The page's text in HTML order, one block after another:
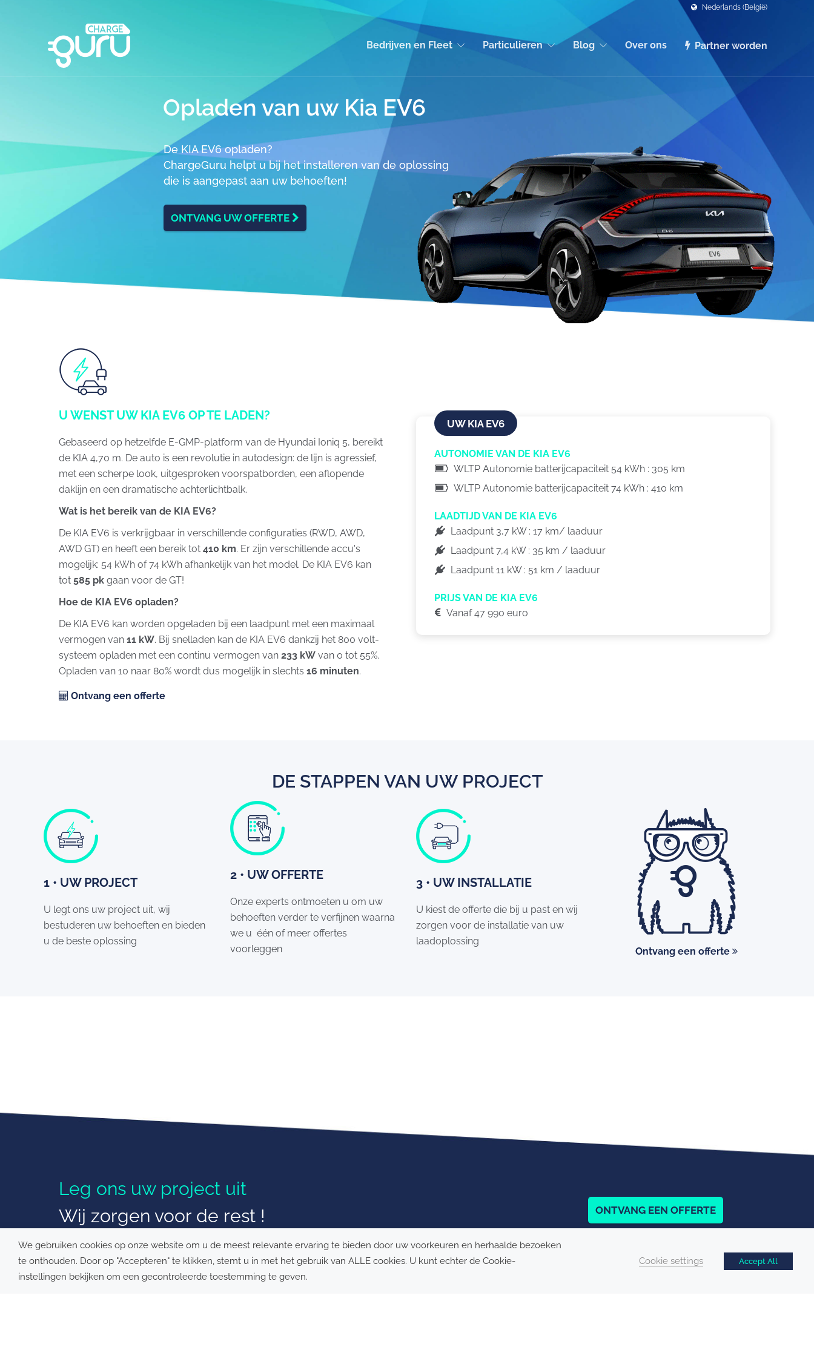
Nederlands (België)
Bedrijven en Fleet Particulieren Blog Over ons Partner worden
Opladen van uw Kia EV6
De KIA EV6 opladen?
ChargeGuru helpt u bij het installeren van de oplossing
die is aangepast aan uw behoeften!
ONTVANG UW OFFERTE
U WENST UW KIA EV6 OP TE LADEN?
Gebaseerd op hetzelfde E-GMP-platform van de Hyundai Ioniq 5, bereikt
de KIA 4,70 m. De auto is een revolutie in autodesign: de lijn is agressief,
met een scherpe look, uitgesproken voorspatborden, een aflopende
daklijn en een dramatische achterlichtbalk.
Wat is het bereik van de KIA EV6?
De KIA EV6 is verkrijgbaar in verschillende configuraties (RWD, AWD,
AWD GT) en heeft een bereik tot 410 km. Er zijn verschillende accu's
mogelijk: 54 kWh of 74 kWh afhankelijk van het model. De KIA EV6 kan
tot 585 pk gaan voor de GT!
Hoe de KIA EV6 opladen?
De KIA EV6 kan worden opgeladen bij een laadpunt met een maximaal
vermogen van 11 kW. Bij snelladen kan de KIA EV6 dankzij het 800 volt-
systeem opladen met een continu vermogen van 233 kW van 0 tot 55%.
Opladen van 10 naar 80% wordt dus mogelijk in slechts 16 minuten.
Ontvang een offerte
UW KIA EV6
AUTONOMIE VAN DE KIA EV6
WLTP Autonomie batterijcapaciteit 54 kWh : 305 km
WLTP Autonomie batterijcapaciteit 74 kWh : 410 km
LAADTIJD VAN DE KIA EV6
Laadpunt 3,7 kW : 17 km/ laaduur
Laadpunt 7,4 kW : 35 km / laaduur
Laadpunt 11 kW : 51 km / laaduur
PRIJS VAN DE KIA EV6
Vanaf 47 990 euro
DE STAPPEN VAN UW PROJECT
1 • UW PROJECT
U legt ons uw project uit, wij
bestuderen uw behoeften en bieden
u de beste oplossing
2 • UW OFFERTE
Onze experts ontmoeten u om uw
behoeften verder te verfijnen waarna
we u één of meer offertes
voorleggen
3 • UW INSTALLATIE
U kiest de offerte die bij u past en wij
zorgen voor de installatie van uw
laadoplossing
Ontvang een offerte
Leg ons uw project uit
Wij zorgen voor de rest !
ONTVANG EEN OFFERTE
Partner worden
Nederlands (België)
Vloten, werknemers en bezoekers
SOCIALE MEDIA
©2022 - AVV -Algemene voorwaarden
We gebruiken cookies op onze website om u de meest relevante ervaring te bieden door uw voorkeuren en herhaalde bezoeken
te onthouden. Door op "Accepteren" te klikken, stemt u in met het gebruik van ALLE cookies. U kunt echter de Cookie-
instellingen bekijken om een ​​gecontroleerde toestemming te geven.
Cookie settings Accept All